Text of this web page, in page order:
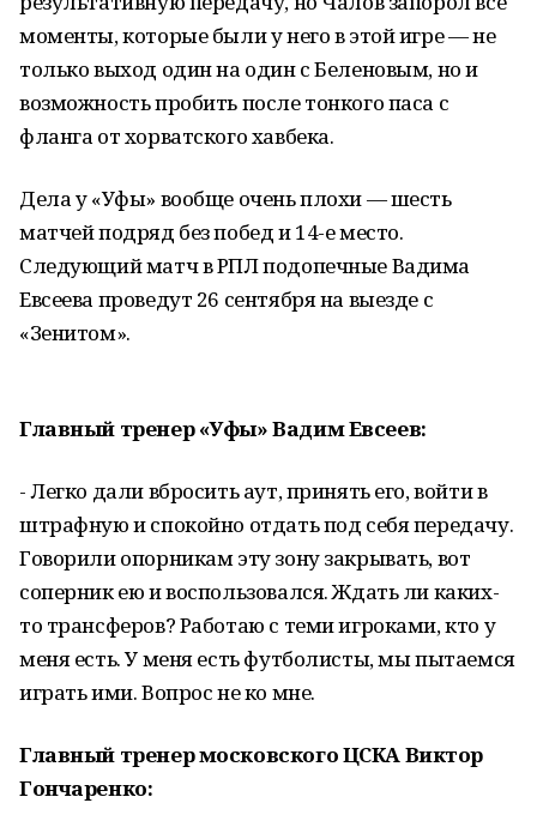
моменты, которые были у него в этой игре — не
только выход один на один с Беленовым, но и
возможность пробить после тонкого паса с
фланга от хорватского хавбека.
Дела у «Уфы» вообще очень плохи — шесть
матчей подряд без побед и 14-е место.
Следующий матч в РПЛ подопечные Вадима
Евсеева проведут 26 сентября на выезде с
«Зенитом».
Главный тренер «Уфы» Вадим Евсеев:
- Легко дали вбросить аут, принять его, войти в
штрафную и спокойно отдать под себя передачу.
Говорили опорникам эту зону закрывать, вот
соперник ею и воспользовался. Ждать ли каких-
то трансферов? Работаю с теми игроками, кто у
меня есть. У меня есть футболисты, мы пытаемся
играть ими. Вопрос не ко мне.
Главный тренер московского ЦСКА Виктор
Гончаренко: